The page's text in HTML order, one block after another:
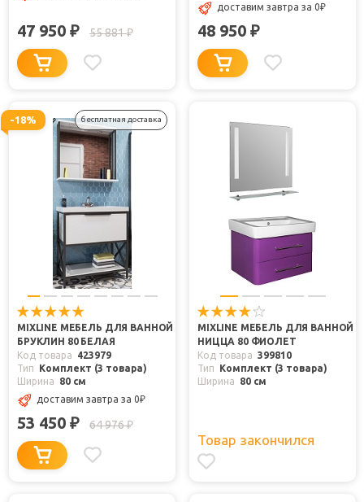
47 950 ₽ 55 881₽
доставим завтра за 0₽
48 950 ₽
-18% бесплатная доставка
MIXLINE МЕБЕЛЬ ДЛЯ ВАННОЙ
БРУКЛИН 80 БЕЛАЯ
Код товара
423979
Тип
Комплект (3 товара)
Ширина
80 см
доставим завтра за 0₽
53 450 ₽ 64 976₽
MIXLINE МЕБЕЛЬ ДЛЯ ВАННОЙ
НИЦЦА 80 ФИОЛЕТ
Код товара 399810
Тип
Комплект (3 товара)
Ширина
80 см
Товар закончился